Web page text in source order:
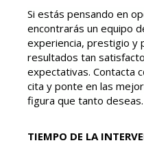
Si estás pensando en
encontrarás un equipo
experiencia, prestigio y
resultados tan
expectativas. Contacta
cita y ponte en las
figura que tanto deseas.
TIEMPO DE LA